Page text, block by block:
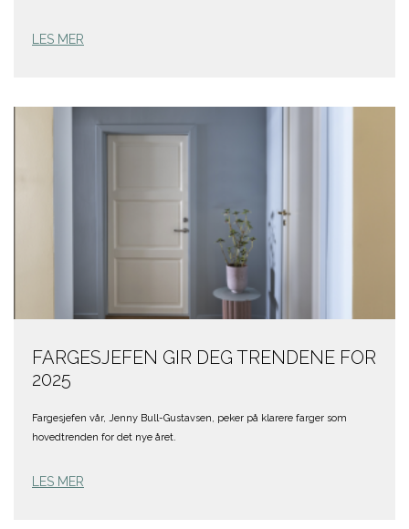
LES MER
FARGESJEFEN GIR DEG TRENDENE FOR
2025
Fargesjefen vår, Jenny Bull-Gustavsen, peker på klarere farger som
hovedtrenden for det nye året.
LES MER